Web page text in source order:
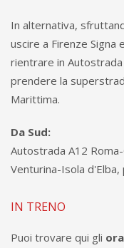
In alternativa,
uscire a Firenze Signa
rientrare in
prendere la
Marittima.
Da Sud:
Autostrada A12
Venturina-Isola
IN TRENO
Puoi trovare qui gli